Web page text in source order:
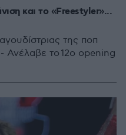
και το «Freestyler»...
της ποπ
Ανέλαβε το 12ο opening